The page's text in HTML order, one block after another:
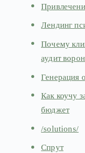
Лендинг
Почему
аудит
Генерация
Как коучу
бюджет
/solutions/
Спрут